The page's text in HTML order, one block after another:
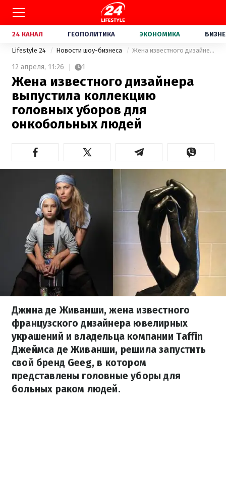
24 КАНАЛ ГЕОПОЛИТИКА ЭКОНОМИКА
Lifestyle 24 Новости шоу-бизнеса Жена известного дизайнера выпустила коллекцию головных уборов для онкобольных людей
12 апреля, 11:26 1
Жена известного дизайнера
выпустила коллекцию
головных уборов для
онкобольных людей
Джина де Живанши, жена известного
французского дизайнера ювелирных
украшений и владельца компании Taffin
Джеймса де Живанши, решила запустить
свой бренд Geeg, в котором
представлены головные уборы для
больных раком людей.